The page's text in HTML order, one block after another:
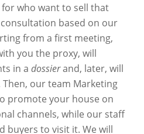
who want to sell that
based on our
from a first meeting,
you the proxy, will
in a dossierand, later, will
our team Marketing
promote your house on
channels, while our staff
buyers to visit it. We will